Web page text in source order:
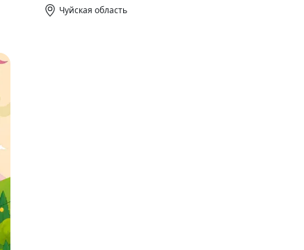
Чуйская область